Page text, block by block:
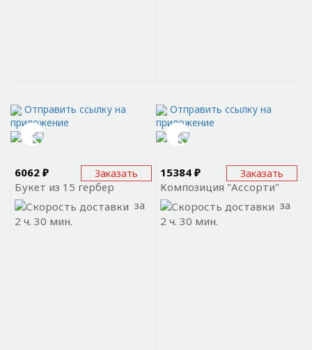
Отправить ссылку на
приложение
Отправить ссылку на
приложение
Заказать
6062 ₽
Букет из 15 гербер
за
2 ч. 30 мин.
Заказать
15384 ₽
Композиция "Ассорти"
за
2 ч. 30 мин.